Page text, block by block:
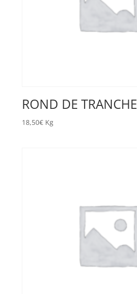
ROND DE TRANCHE
18,50€ Kg